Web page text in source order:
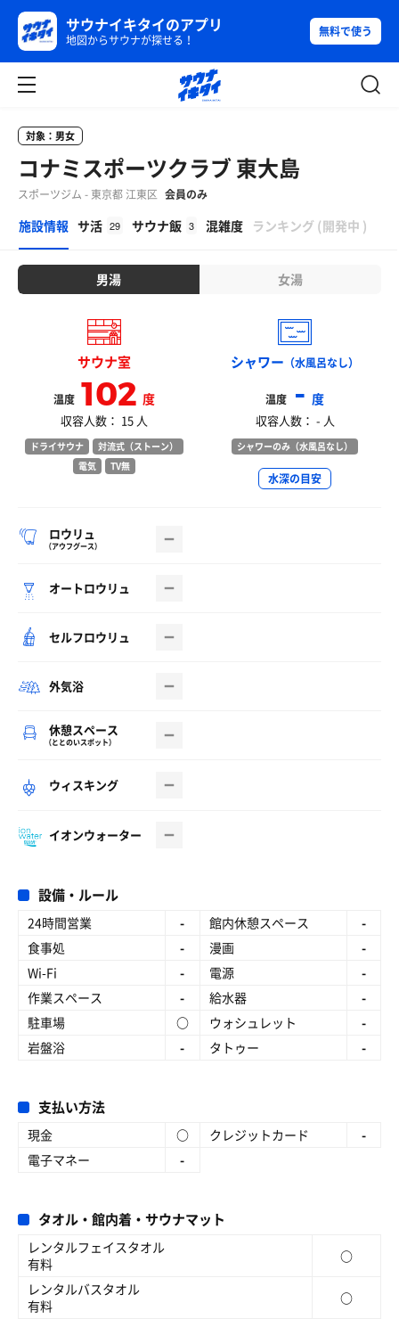
サウナイキタイのアプリ
地図からサウナが探せる！
無料で使う
対象：男女
コナミスポーツクラブ 東大島
スポーツジム - 東京都 江東区 会員のみ
施設情報 サ活 29 サウナ飯 3 混雑度 ランキング (開発中 )
男湯 女湯
サウナ室
温度 102度
収容人数： 15 人
ドライサウナ
対流式（ストーン）
電気
TV無
シャワー （水風呂なし）
温度 -度
収容人数： - 人
シャワーのみ（水風呂なし）
水深の目安
ロウリュ
（アウフグース）
オートロウリュ
セルフロウリュ
外気浴
休憩スペース
（ととのいスポット）
ウィスキング
イオンウォーター
設備・ルール
24時間営業 - 館内休憩スペース
-
食事処
- 漫画
-
Wi-Fi
- 電源
-
作業スペース
- 給水器
-
駐車場
○ ウォシュレット
-
岩盤浴
- タトゥー -
支払い方法
現金 ○ クレジットカード
-
電子マネー
-
タオル・館内着・サウナマット
レンタルフェイスタオル
有料
○
レンタルバスタオル
有料
○